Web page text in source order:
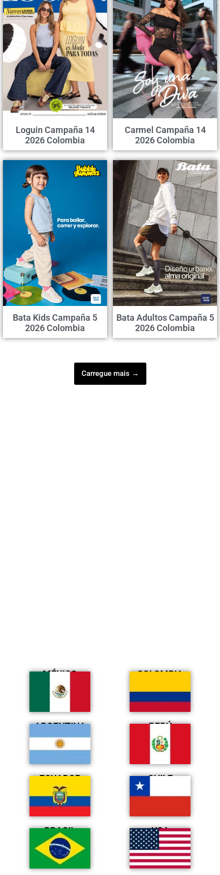
Loguin Campaña 14
2026 Colombia
Carmel Campaña 14
2026 Colombia
Bata Kids Campaña 5
2026 Colombia
Bata Adultos Campaña 5
2026 Colombia
Carregue mais →
MÉXICO COLOMBIA
ARGENTINA PERÚ
ECUADOR CHILE
BRASIL USA